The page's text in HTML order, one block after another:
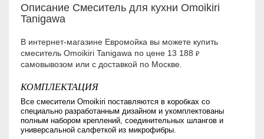
Описание Смеситель для кухни Omoikiri
Tanigawa
В интернет-магазине Евромойка вы можете купить
смеситель Omoikiri Tanigawa по цене 13 188 ₽
самовывозом или с доставкой по Москве.
КОМПЛЕКТАЦИЯ
Все смесители Omoikiri поставляются в коробках со
специально разработанным дизайном и укомплектованы
полным набором креплений, соединительных шлангов и
универсальной салфеткой из микрофибры.